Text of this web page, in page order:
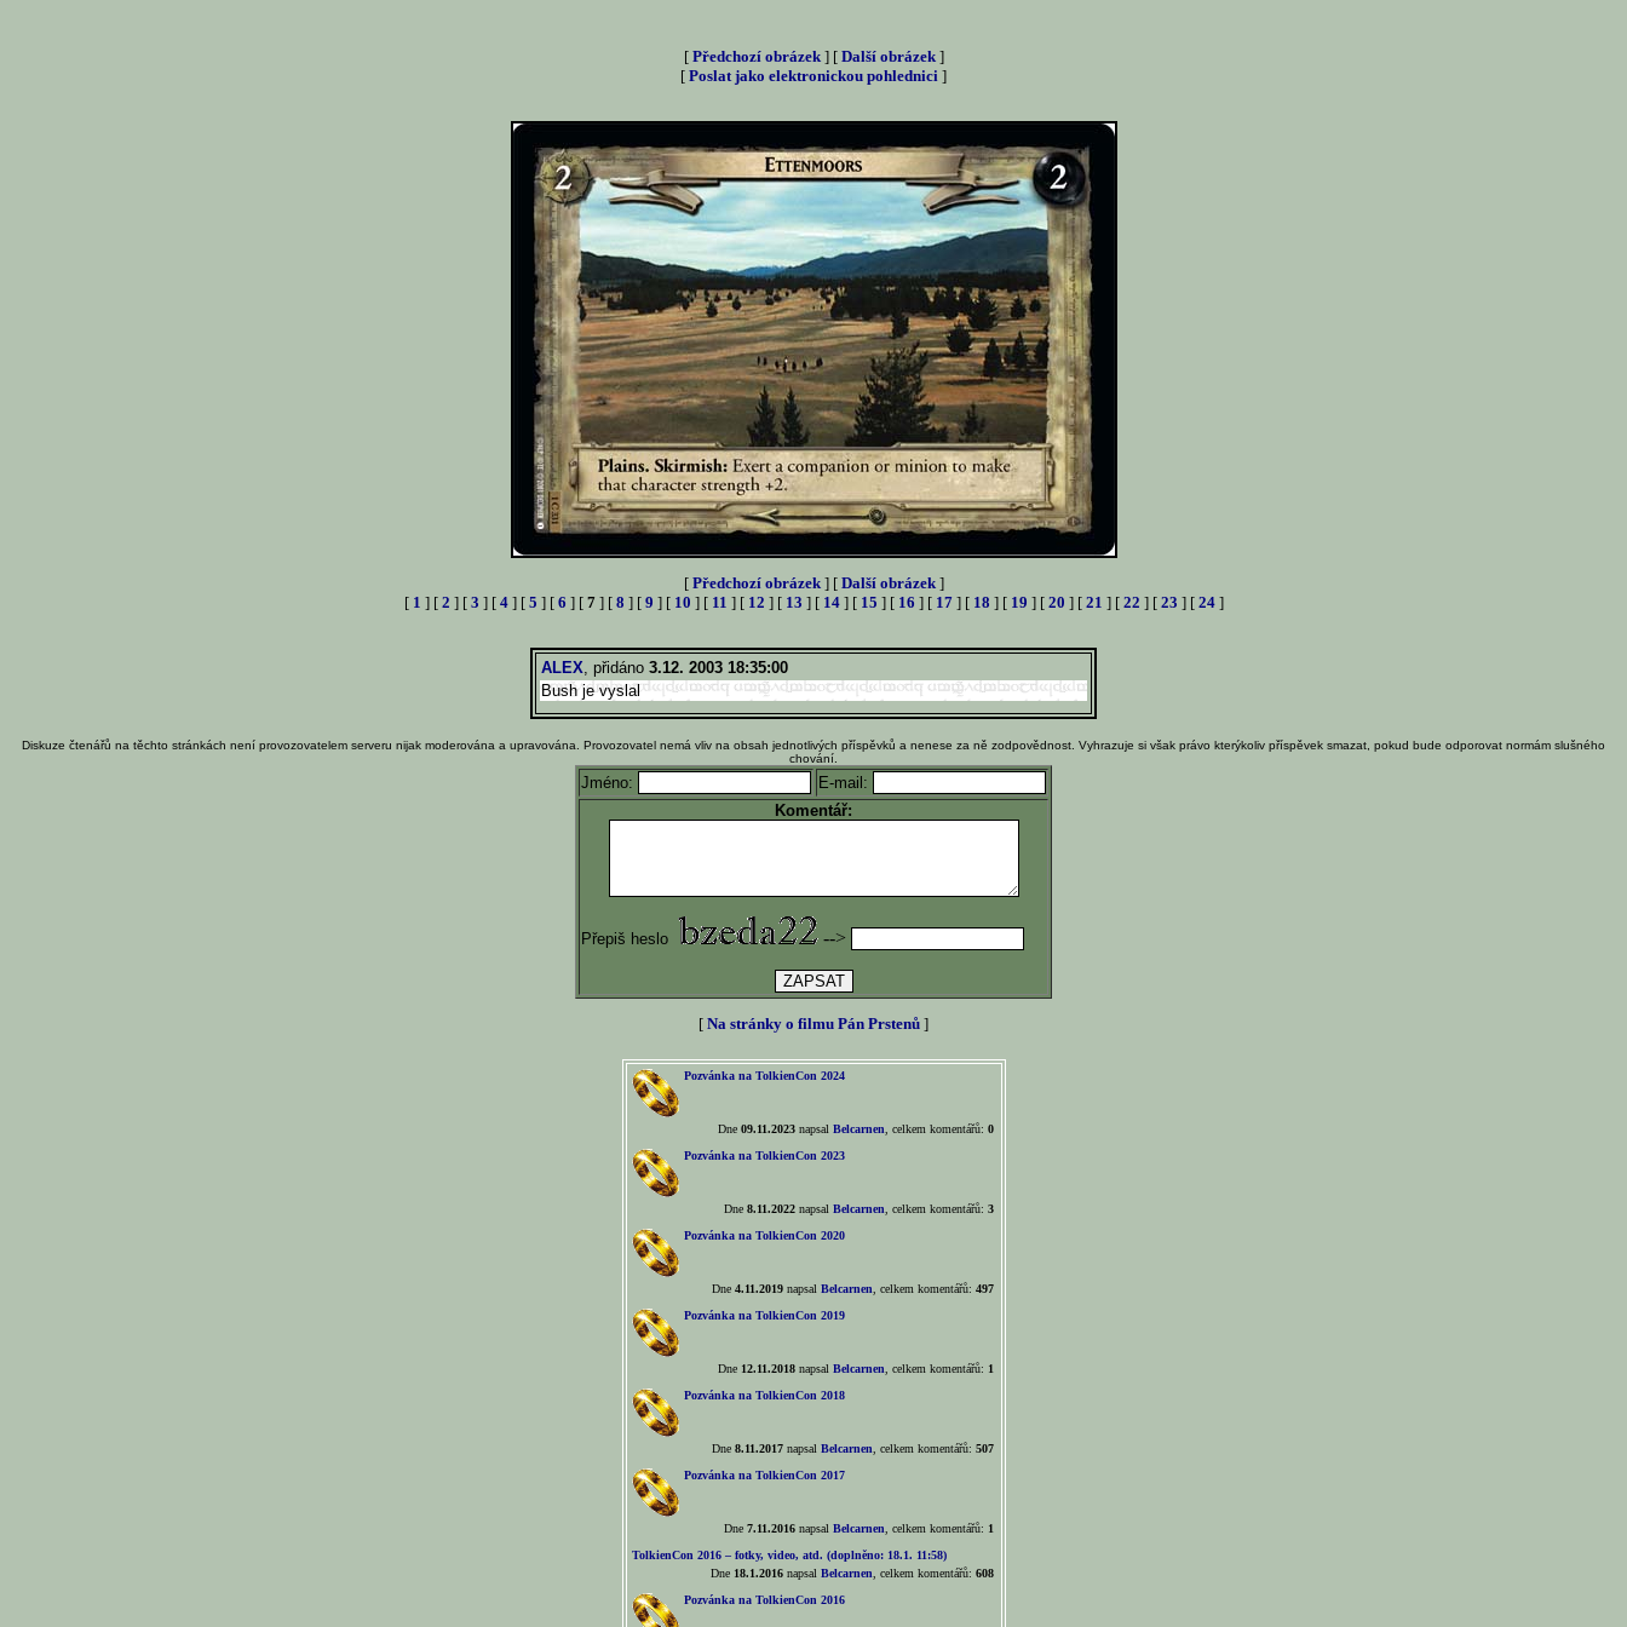
[ Předchozí obrázek] [ Další obrázek]
[ Poslat jako elektronickou pohlednici ]
[ Předchozí obrázek] [ Další obrázek]
[ 1 ] [ 2 ] [ 3 ] [ 4] [ 5 ] [ 6 ] [ 7] [ 8 ] [ 9 ] [ 10 ] [ 11 ] [ 12 ] [ 13 ] [ 14] [ 15 ] [ 16 ] [ 17] [ 18 ] [ 19 ] [ 20 ] [ 21 ] [ 22 ] [ 23 ] [ 24]
ALEX, přidáno 3.12. 2003 18:35:00
Bush je vyslal
Diskuze čtenářů na těchto stránkách není provozovatelem serveru nijak moderována a upravována. Provozovatel nemá vliv na obsah jednotlivých příspěvků a nenese za ně zodpovědnost. Vyhrazuje si však právo kterýkoliv příspěvek smazat, pokud bude odporovat normám slušného
chování.
Jméno:
E-mail:
Komentář:
Přepiš heslo -->
[ Na stránky o filmu Pán Prstenů ]
Pozvánka na TolkienCon 2024
Dne 09.11.2023napsal Belcarnen , celkem komentářů: 0
Pozvánka na TolkienCon 2023
Dne 8.11.2022napsal Belcarnen , celkem komentářů: 3
Pozvánka na TolkienCon 2020
Dne 4.11.2019napsal Belcarnen , celkem komentářů: 497
Pozvánka na TolkienCon 2019
Dne 12.11.2018napsal Belcarnen , celkem komentářů: 1
Pozvánka na TolkienCon 2018
Dne 8.11.2017napsal Belcarnen , celkem komentářů: 507
Pozvánka na TolkienCon 2017
Dne 7.11.2016napsal Belcarnen , celkem komentářů: 1
TolkienCon 2016 – fotky, video, atd. (doplněno: 18.1. 11:58)
Dne 18.1.2016napsal Belcarnen , celkem komentářů: 608
Pozvánka na TolkienCon 2016